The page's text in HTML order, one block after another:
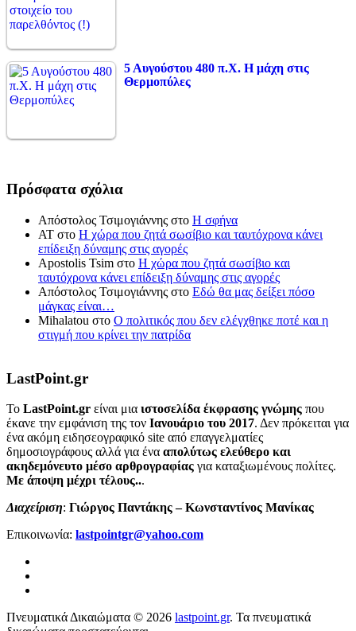
5 Αυγούστου 480 π.Χ. Η μάχη στις
Θερμοπύλες
Πρόσφατα σχόλια
Απόστολος Τσιμογιάννης στο Η σφήνα
ΑΤ στο Η χώρα που ζητά σωσίβιο και ταυτόχρονα κάνει
επίδειξη δύναμης στις αγορές
Apostolis Tsim στο Η χώρα που ζητά σωσίβιο και
ταυτόχρονα κάνει επίδειξη δύναμης στις αγορές
Απόστολος Τσιμογιάννης στο Εδώ θα μας δείξει πόσο
μάγκας είναι…
Mihalatou στο Ο πολιτικός που δεν ελέγχθηκε ποτέ και η
στιγμή που κρίνει την πατρίδα
LastPoint.gr
To LastPoint.gr είναι μια ιστοσελίδα έκφρασης γνώμης που
έκανε την εμφάνιση της τον Ιανουάριο του 2017. Δεν πρόκειται για
ένα ακόμη ειδησεογραφικό site από επαγγελματίες
δημοσιογράφους αλλά για ένα απολύτως ελεύθερο και
ακηδεμόνευτο μέσο αρθρογραφίας για καταξιωμένους πολίτες.
Με άποψη μέχρι τέλους...
Διαχείριση: Γιώργος Παντάκης – Κωνσταντίνος Μανίκας
Επικοινωνία: lastpointgr@yahoo.com
Πνευματικά Δικαιώματα © 2026 lastpoint.gr. Τα πνευματικά